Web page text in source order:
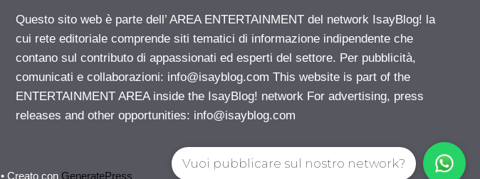
Questo sito web è parte dell’ AREA ENTERTAINMENT del network IsayBlog! la
cui rete editoriale comprende siti tematici di informazione indipendente che
contano sul contributo di appassionati ed esperti del settore. Per pubblicità,
comunicati e collaborazioni: info@isayblog.com This website is part of the
ENTERTAINMENT AREA inside the IsayBlog! network For advertising, press
releases and other opportunities: info@isayblog.com
• Creato con GeneratePress
Vuoi pubblicare sul nostro network?